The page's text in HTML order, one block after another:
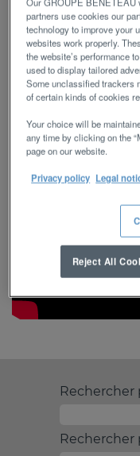
chaque métier et
contribuent à la
Beneteau et de
Rechercher
Rechercher
partners use cookies our
technology to improve your
websites work properly.
the website’s performance
used to display tailored
Some unclassified trackers
of certain kinds of cookies
Your choice will be
any time by clicking on the
page on our website.
Privacy policy Legal
Reject All